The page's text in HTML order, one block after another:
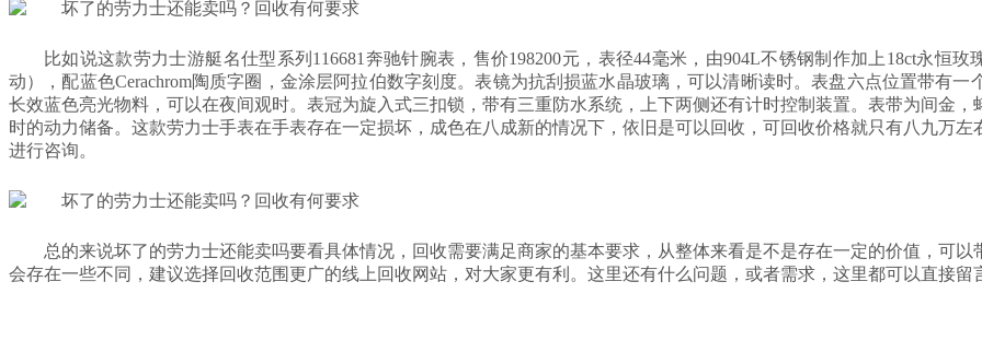
比如说这款劳力士游艇名仕型系列116681奔驰针腕表，售价198200元，表径44毫米，由904L不锈钢制作加上18ct永恒玫
动），配蓝色Cerachrom陶质字圈，金涂层阿拉伯数字刻度。表镜为抗刮损蓝水晶玻璃，可以清晰读时。表盘六点位置带有
长效蓝色亮光物料，可以在夜间观时。表冠为旋入式三扣锁，带有三重防水系统，上下两侧还有计时控制装置。表带为间金
时的动力储备。这款劳力士手表在手表存在一定损坏，成色在八成新的情况下，依旧是可以回收，可回收价格就只有八九万
进行咨询。
总的来说坏了的劳力士还能卖吗要看具体情况，回收需要满足商家的基本要求，从整体来看是不是存在一定的价值，可
会存在一些不同，建议选择回收范围更广的线上回收网站，对大家更有利。这里还有什么问题，或者需求，这里都可以直接留